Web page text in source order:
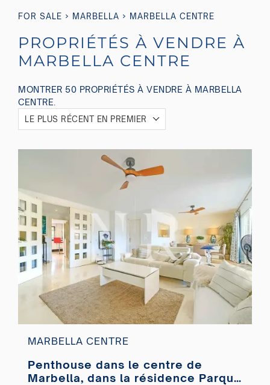
FOR SALE › MARBELLA › MARBELLA CENTRE
PROPRIÉTÉS À VENDRE À
MARBELLA CENTRE
MONTRER 50 PROPRIÉTÉS À VENDRE À MARBELLA
CENTRE.
LE PLUS RÉCENT EN PREMIER
MARBELLA CENTRE
Penthouse dans le centre de
Marbella, dans la résidence Parque